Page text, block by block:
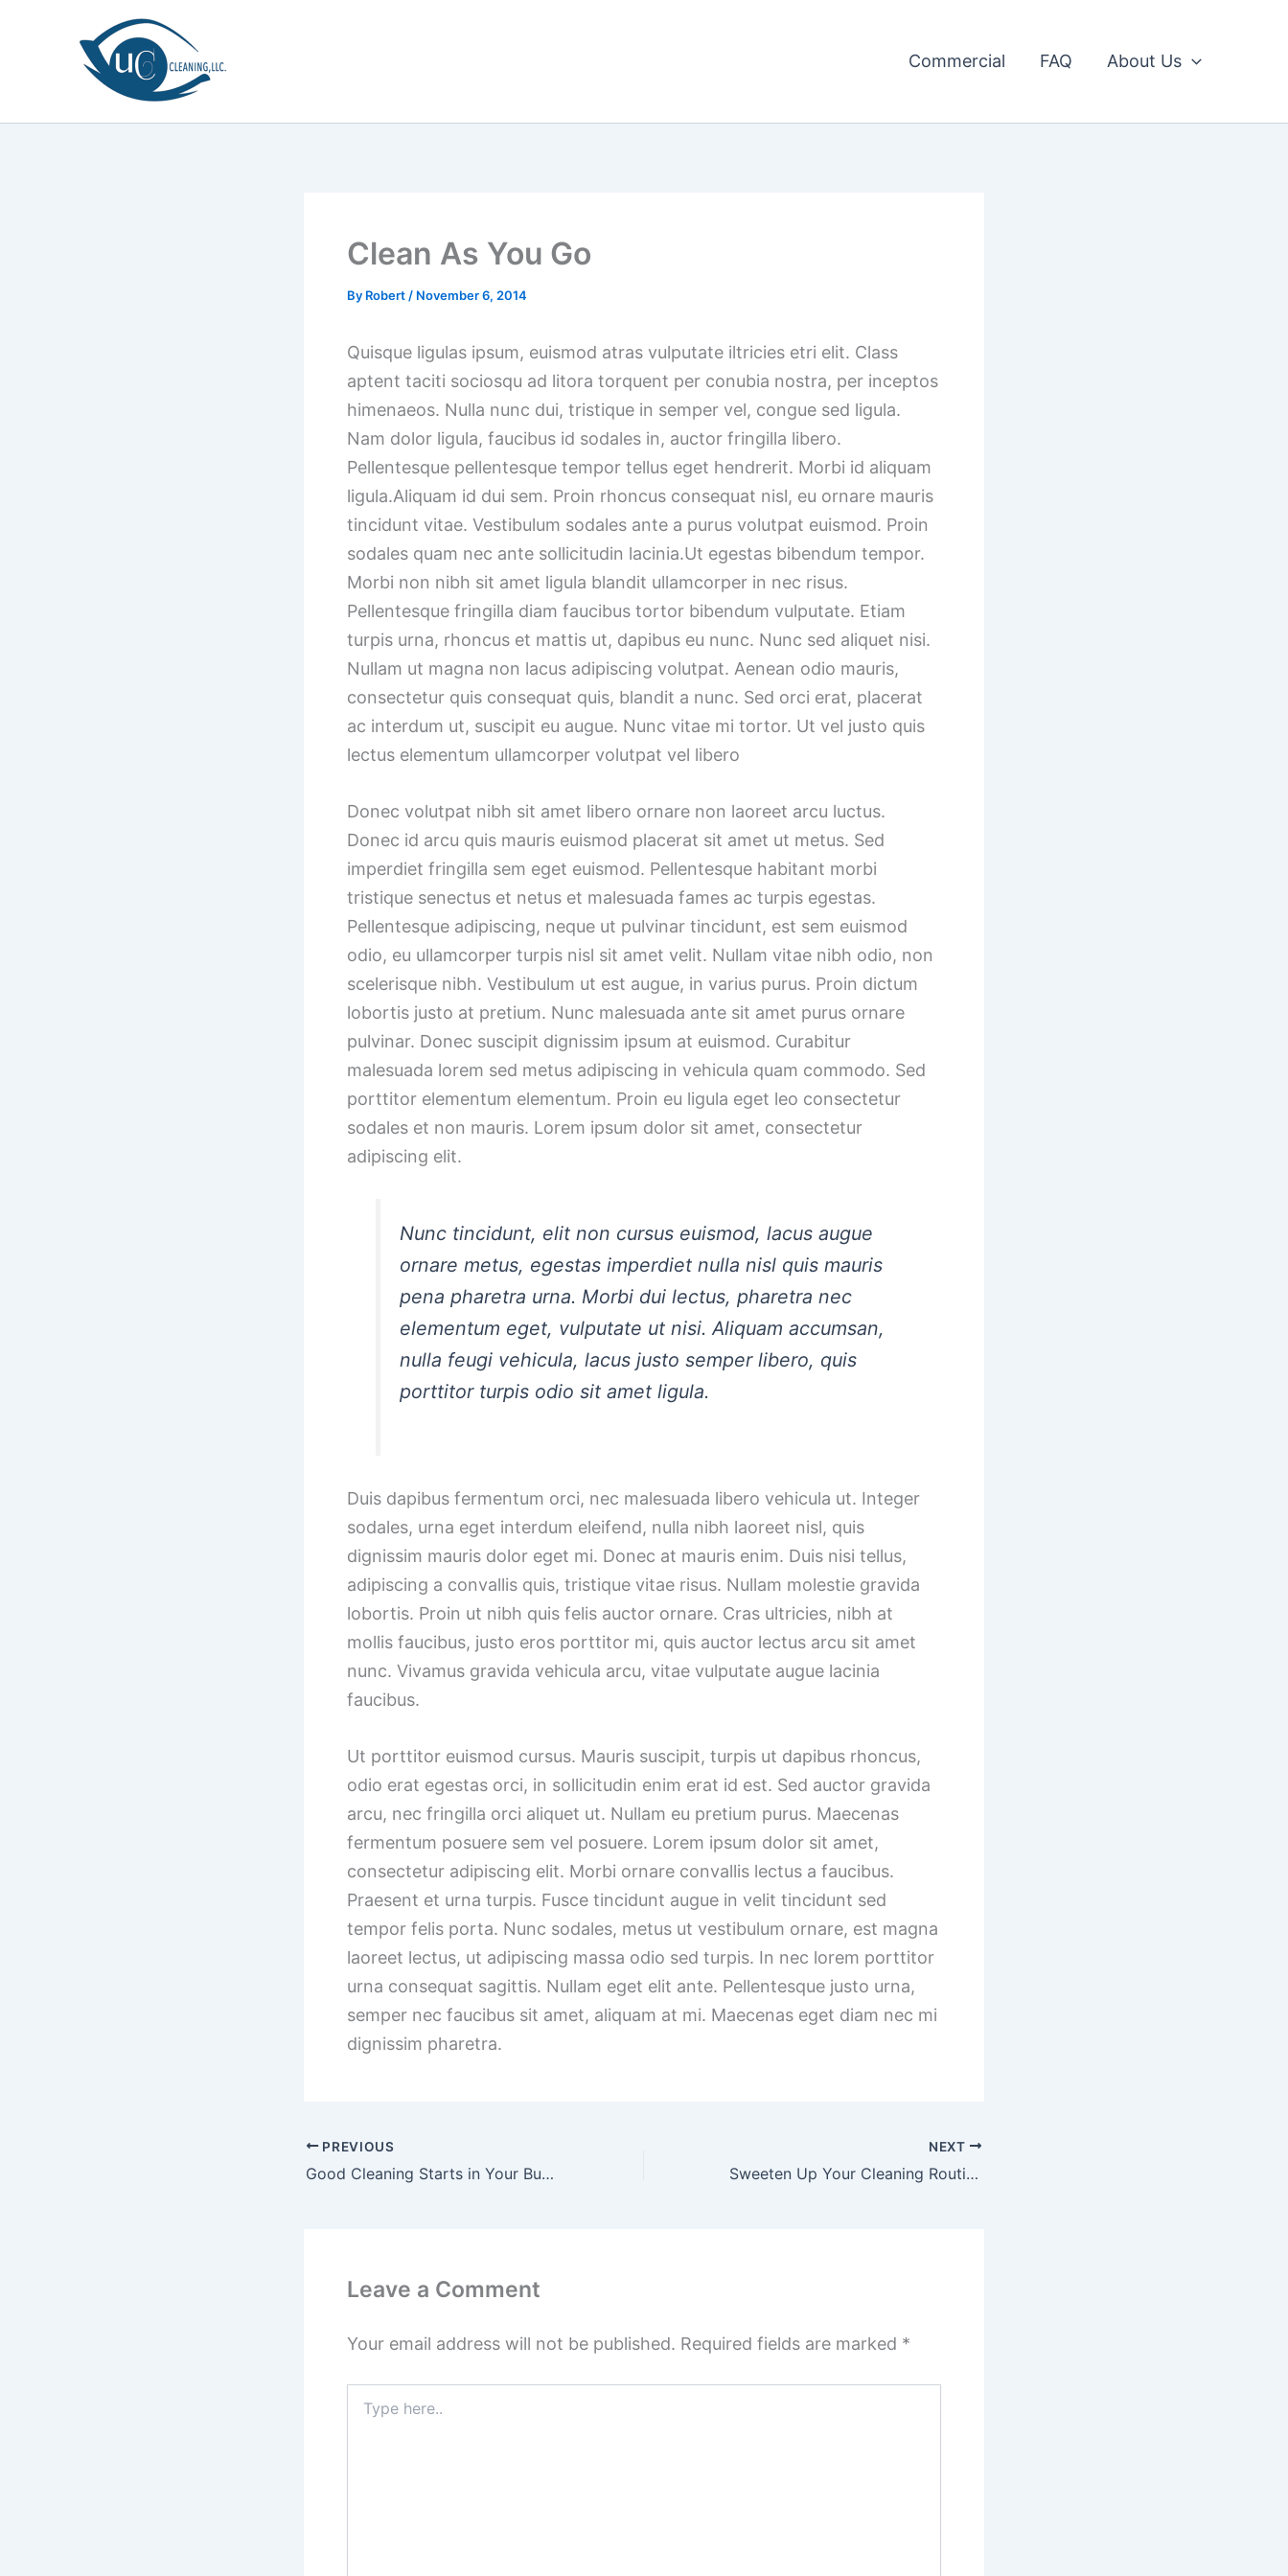
Commercial FAQ About Us
Clean As You Go
By Robert / November 6, 2014
Quisque ligulas ipsum, euismod atras vulputate iltricies etri elit. Class
aptent taciti sociosqu ad litora torquent per conubia nostra, per inceptos
himenaeos. Nulla nunc dui, tristique in semper vel, congue sed ligula.
Nam dolor ligula, faucibus id sodales in, auctor fringilla libero.
Pellentesque pellentesque tempor tellus eget hendrerit. Morbi id aliquam
ligula.Aliquam id dui sem. Proin rhoncus consequat nisl, eu ornare mauris
tincidunt vitae. Vestibulum sodales ante a purus volutpat euismod. Proin
sodales quam nec ante sollicitudin lacinia.Ut egestas bibendum tempor.
Morbi non nibh sit amet ligula blandit ullamcorper in nec risus.
Pellentesque fringilla diam faucibus tortor bibendum vulputate. Etiam
turpis urna, rhoncus et mattis ut, dapibus eu nunc. Nunc sed aliquet nisi.
Nullam ut magna non lacus adipiscing volutpat. Aenean odio mauris,
consectetur quis consequat quis, blandit a nunc. Sed orci erat, placerat
ac interdum ut, suscipit eu augue. Nunc vitae mi tortor. Ut vel justo quis
lectus elementum ullamcorper volutpat vel libero
Donec volutpat nibh sit amet libero ornare non laoreet arcu luctus.
Donec id arcu quis mauris euismod placerat sit amet ut metus. Sed
imperdiet fringilla sem eget euismod. Pellentesque habitant morbi
tristique senectus et netus et malesuada fames ac turpis egestas.
Pellentesque adipiscing, neque ut pulvinar tincidunt, est sem euismod
odio, eu ullamcorper turpis nisl sit amet velit. Nullam vitae nibh odio, non
scelerisque nibh. Vestibulum ut est augue, in varius purus. Proin dictum
lobortis justo at pretium. Nunc malesuada ante sit amet purus ornare
pulvinar. Donec suscipit dignissim ipsum at euismod. Curabitur
malesuada lorem sed metus adipiscing in vehicula quam commodo. Sed
porttitor elementum elementum. Proin eu ligula eget leo consectetur
sodales et non mauris. Lorem ipsum dolor sit amet, consectetur
adipiscing elit.
Nunc tincidunt, elit non cursus euismod, lacus augue
ornare metus, egestas imperdiet nulla nisl quis mauris
pena pharetra urna. Morbi dui lectus, pharetra nec
elementum eget, vulputate ut nisi. Aliquam accumsan,
nulla feugi vehicula, lacus justo semper libero, quis
porttitor turpis odio sit amet ligula.
Duis dapibus fermentum orci, nec malesuada libero vehicula ut. Integer
sodales, urna eget interdum eleifend, nulla nibh laoreet nisl, quis
dignissim mauris dolor eget mi. Donec at mauris enim. Duis nisi tellus,
adipiscing a convallis quis, tristique vitae risus. Nullam molestie gravida
lobortis. Proin ut nibh quis felis auctor ornare. Cras ultricies, nibh at
mollis faucibus, justo eros porttitor mi, quis auctor lectus arcu sit amet
nunc. Vivamus gravida vehicula arcu, vitae vulputate augue lacinia
faucibus.
Ut porttitor euismod cursus. Mauris suscipit, turpis ut dapibus rhoncus,
odio erat egestas orci, in sollicitudin enim erat id est. Sed auctor gravida
arcu, nec fringilla orci aliquet ut. Nullam eu pretium purus. Maecenas
fermentum posuere sem vel posuere. Lorem ipsum dolor sit amet,
consectetur adipiscing elit. Morbi ornare convallis lectus a faucibus.
Praesent et urna turpis. Fusce tincidunt augue in velit tincidunt sed
tempor felis porta. Nunc sodales, metus ut vestibulum ornare, est magna
laoreet lectus, ut adipiscing massa odio sed turpis. In nec lorem porttitor
urna consequat sagittis. Nullam eget elit ante. Pellentesque justo urna,
semper nec faucibus sit amet, aliquam at mi. Maecenas eget diam nec mi
dignissim pharetra.
PREVIOUS
Good Cleaning Starts in Your Bucket
NEXT
Sweeten Up Your Cleaning Routine
Leave a Comment
Your email address will not be published. Required fields are marked *
here..